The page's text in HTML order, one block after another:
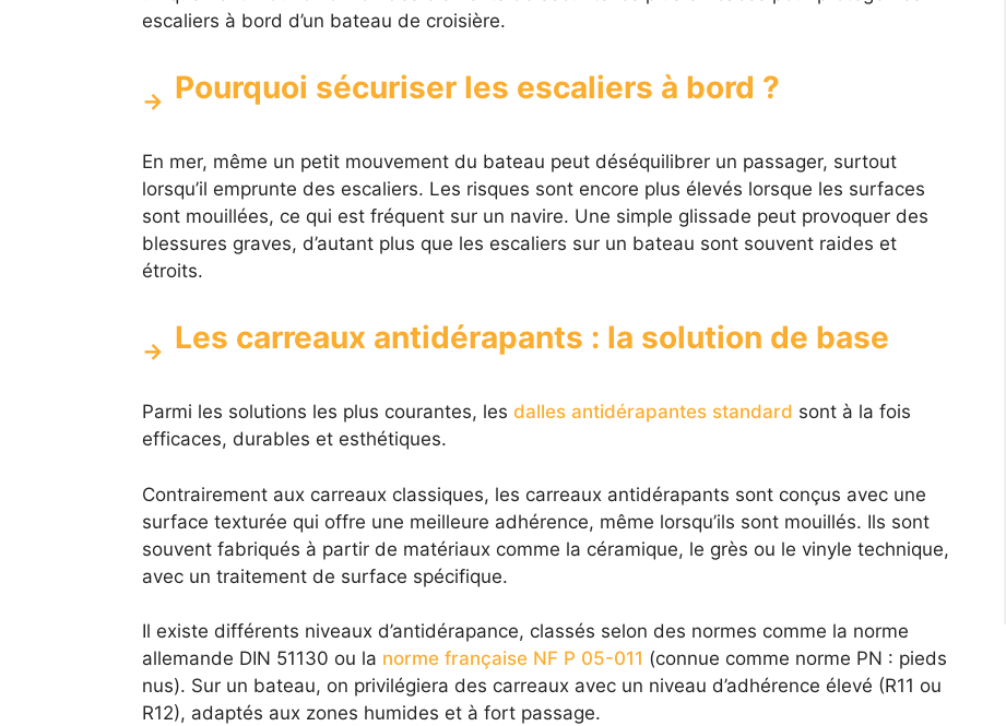
escaliers à bord d’un bateau de croisière.
Pourquoi sécuriser les escaliers à bord ?
En mer, même un petit mouvement du bateau peut déséquilibrer un passager, surtout
lorsqu’il emprunte des escaliers. Les risques sont encore plus élevés lorsque les surfaces
sont mouillées, ce qui est fréquent sur un navire. Une simple glissade peut provoquer des
blessures graves, d’autant plus que les escaliers sur un bateau sont souvent raides et
étroits.
Les carreaux antidérapants : la solution de base
Parmi les solutions les plus courantes, les dalles antidérapantes standard sont à la fois
efficaces, durables et esthétiques.
Contrairement aux carreaux classiques, les carreaux antidérapants sont conçus avec une
surface texturée qui offre une meilleure adhérence, même lorsqu’ils sont mouillés. Ils sont
souvent fabriqués à partir de matériaux comme la céramique, le grès ou le vinyle technique,
avec un traitement de surface spécifique.
Il existe différents niveaux d’antidérapance, classés selon des normes comme la norme
allemande DIN 51130 ou la norme française NF P 05-011 (connue comme norme PN : pieds
nus). Sur un bateau, on privilégiera des carreaux avec un niveau d’adhérence élevé (R11 ou
R12), adaptés aux zones humides et à fort passage.